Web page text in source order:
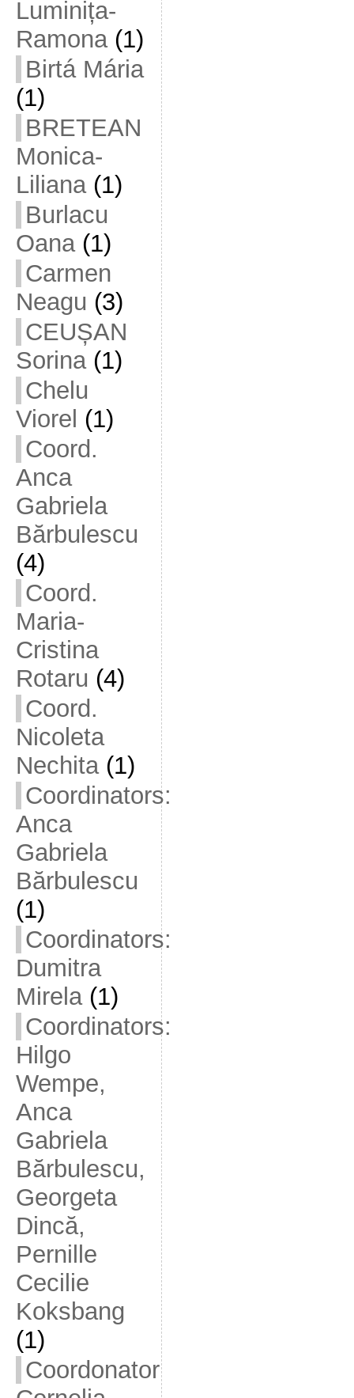
Luminița-
Ramona(1)
Birtá Mária
(1)
BRETEAN
Monica-
Liliana(1)
Burlacu
Oana(1)
Carmen
Neagu (3)
CEUȘAN
Sorina(1)
Chelu
Viorel (1)
Coord.
Anca
Gabriela
Bărbulescu
(4)
Coord.
Maria-
Cristina
Rotaru (4)
Coord.
Nicoleta
Nechita(1)
Coordinators:
Anca
Gabriela
Bărbulescu
(1)
Coordinators:
Dumitra
Mirela(1)
Coordinators:
Hilgo
Wempe,
Anca
Gabriela
Bărbulescu,
Georgeta
Dincă,
Pernille
Cecilie
Koksbang
(1)
Coordonator